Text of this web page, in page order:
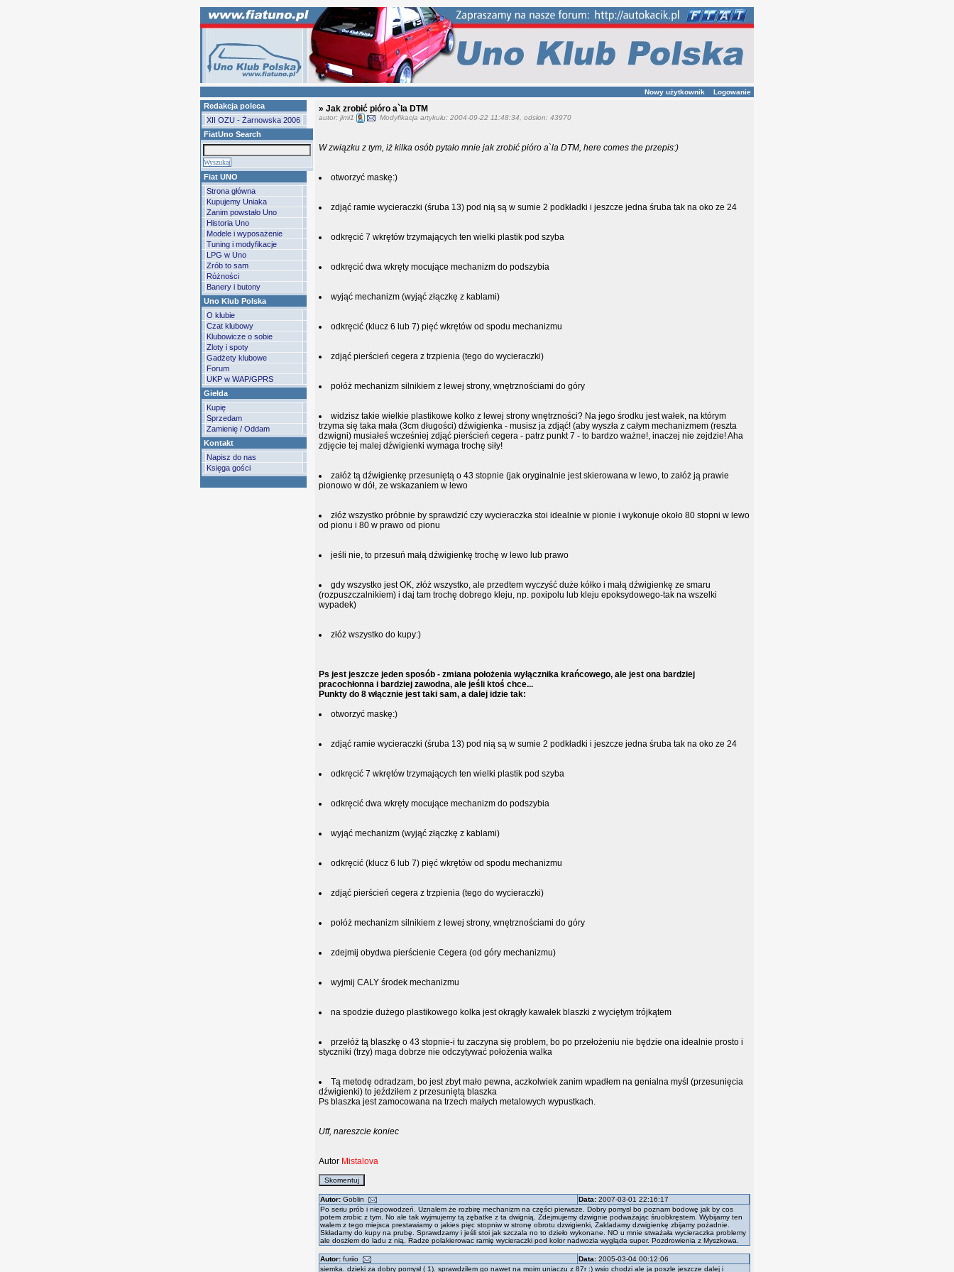
Nowy użytkownik Logowanie
Redakcja poleca
XII OZU - Żarnowska 2006
FiatUno Search
Fiat UNO
Strona główna
Kupujemy Uniaka
Zanim powstało Uno
Historia Uno
Modele i wyposażenie
Tuning i modyfikacje
LPG w Uno
Zrób to sam
Różności
Banery i butony
Uno Klub Polska
O klubie
Czat klubowy
Klubowicze o sobie
Zloty i spoty
Gadżety klubowe
Forum
UKP w WAP/GPRS
Giełda
Kupię
Sprzedam
Zamienię / Oddam
Kontakt
Napisz do nas
Księga gości
» Jak zrobić pióro a`la DTM
autor: jimi1 Modyfikacja artykułu: 2004-09-22 11:48:34, odsłon: 43970
W związku z tym, iż kilka osób pytało mnie jak zrobić pióro a`la DTM, here comes the przepis:)
otworzyć maskę:)
zdjąć ramie wycieraczki (śruba 13) pod nią są w sumie 2 podkładki i jeszcze jedna śruba tak na oko ze 24
odkręcić 7 wkrętów trzymających ten wielki plastik pod szyba
odkręcić dwa wkręty mocujące mechanizm do podszybia
wyjąć mechanizm (wyjąć złączkę z kablami)
odkręcić (klucz 6 lub 7) pięć wkrętów od spodu mechanizmu
zdjąć pierścień cegera z trzpienia (tego do wycieraczki)
połóż mechanizm silnikiem z lewej strony, wnętrznościami do góry
widzisz takie wielkie plastikowe kolko z lewej strony wnętrzności? Na jego środku jest wałek, na którym
trzyma się taka mała (3cm długości) dźwigienka - musisz ja zdjąć! (aby wyszła z całym mechanizmem (reszta
dzwigni) musiałeś wcześniej zdjąć pierścień cegera - patrz punkt 7 - to bardzo ważne!, inaczej nie zejdzie! Aha
zdjęcie tej malej dźwigienki wymaga trochę siły!
załóż tą dźwigienkę przesuniętą o 43 stopnie (jak oryginalnie jest skierowana w lewo, to załóż ją prawie
pionowo w dół, ze wskazaniem w lewo
złóż wszystko próbnie by sprawdzić czy wycieraczka stoi idealnie w pionie i wykonuje około 80 stopni w lewo
od pionu i 80 w prawo od pionu
jeśli nie, to przesuń małą dźwigienkę trochę w lewo lub prawo
gdy wszystko jest OK, złóż wszystko, ale przedtem wyczyść duże kółko i małą dźwigienkę ze smaru
(rozpuszczalnikiem) i daj tam trochę dobrego kleju, np. poxipolu lub kleju epoksydowego-tak na wszelki
wypadek)
złóż wszystko do kupy:)
Ps jest jeszcze jeden sposób - zmiana położenia wyłącznika krańcowego, ale jest ona bardziej
pracochłonna i bardziej zawodna, ale jeśli ktoś chce...
Punkty do 8 włącznie jest taki sam, a dalej idzie tak:
otworzyć maskę:)
zdjąć ramie wycieraczki (śruba 13) pod nią są w sumie 2 podkładki i jeszcze jedna śruba tak na oko ze 24
odkręcić 7 wkrętów trzymających ten wielki plastik pod szyba
odkręcić dwa wkręty mocujące mechanizm do podszybia
wyjąć mechanizm (wyjąć złączkę z kablami)
odkręcić (klucz 6 lub 7) pięć wkrętów od spodu mechanizmu
zdjąć pierścień cegera z trzpienia (tego do wycieraczki)
połóż mechanizm silnikiem z lewej strony, wnętrznościami do góry
zdejmij obydwa pierścienie Cegera (od góry mechanizmu)
wyjmij CALY środek mechanizmu
na spodzie dużego plastikowego kolka jest okrągły kawałek blaszki z wyciętym trójkątem
przełóż tą blaszkę o 43 stopnie-i tu zaczyna się problem, bo po przełożeniu nie będzie ona idealnie prosto i
styczniki (trzy) maga dobrze nie odczytywać położenia walka
Tą metodę odradzam, bo jest zbyt mało pewna, aczkolwiek zanim wpadłem na genialna myśl (przesunięcia
dźwigienki) to jeździłem z przesuniętą blaszka
Ps blaszka jest zamocowana na trzech małych metalowych wypustkach.
Uff, nareszcie koniec
Autor Mistalova
Autor: Goblin Data: 2007-03-01 22:16:17
Po seriu prób i niepowodzeń. Uznalem że rozbirę mechanizm na części pierwsze. Dobry pomysl bo poznam bodowę jak by cos
potem zrobic z tym. No ale tak wyjmujemy tą zębatke z ta dwignią. Zdejmujemy dzwignie podważając śruobkręstem. Wybijamy ten
walem z tego miejsca prestawiamy o jakies pięc stopniw w stronę obrotu dzwigienki, Zakladamy dzwigienkę zbijamy pożadnie.
Składamy do kupy na prubę. Sprawdzamy i jeśli stoi jak szczala no to dzieło wykonane. NO u mnie stważała wycieraczka problemy
ale dosżłem do ladu z nią. Radze polakierowac ramię wycieraczki pod kolor nadwozia wygląda super. Pozdrowienia z Myszkowa.
Autor: furiio Data: 2005-03-04 00:12:06
siemka. dzieki za dobry pomysł ( 1). sprawdzilem go nawet na moim uniaczu z 87r :) wsio chodzi ale ja poszle jeszcze dalej i